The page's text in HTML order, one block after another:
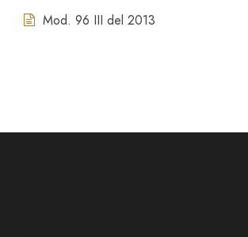
Mod. 96 III del 2013